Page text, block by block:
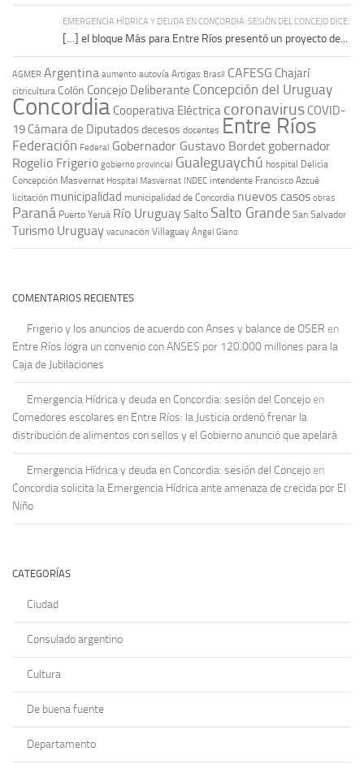
EMERGENCIA HÍDRICA Y DEUDA EN CONCORDIA: SESIÓN DEL CONCEJO DICE:
[…] el bloque Más para Entre Ríos presentó un proyecto de...
AGMER Argentina aumento autovía Artigas Brasil CAFESG Chajarí
citricultura Colón Concejo Deliberante Concepción del Uruguay
Concordia Cooperativa Eléctrica coronavirus COVID-
19 Cámara de Diputadosdecesos docentes Entre Ríos
Federación Federal Gobernador Gustavo Bordet gobernador
Rogelio Frigerio gobierno provincial Gualeguaychú hospital Delicia
Concepción Masvernat Hospital Masvernat INDEC intendente Francisco Azcué
licitación municipalidad municipalidad de Concordia nuevos casos obras
Paraná Puerto Yeruá Río UruguaySalto Salto Grande San Salvador
Turismo Uruguay vacunación Villaguay Ángel Giano
COMENTARIOS RECIENTES
Frigerio y los anuncios de acuerdo con Anses y balance de OSER en
Entre Ríos logra un convenio con ANSES por 120.000 millones para la
Caja de Jubilaciones
Emergencia Hídrica y deuda en Concordia: sesión del Concejo en
Comedores escolares en Entre Ríos: la Justicia ordenó frenar la
distribución de alimentos con sellos y el Gobierno anunció que apelará
Emergencia Hídrica y deuda en Concordia: sesión del Concejo en
Concordia solicita la Emergencia Hídrica ante amenaza de crecida por El
Niño
CATEGORÍAS
Ciudad
Consulado argentino
Cultura
De buena fuente
Departamento